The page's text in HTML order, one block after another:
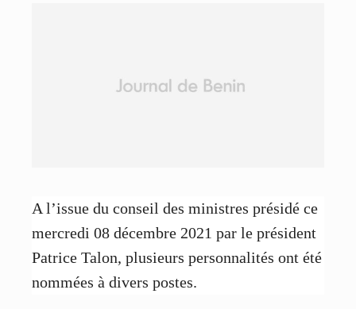
A l’issue du conseil des ministres présidé ce
mercredi 08 décembre 2021 par le président
Patrice Talon, plusieurs personnalités ont été
nommées à divers postes.